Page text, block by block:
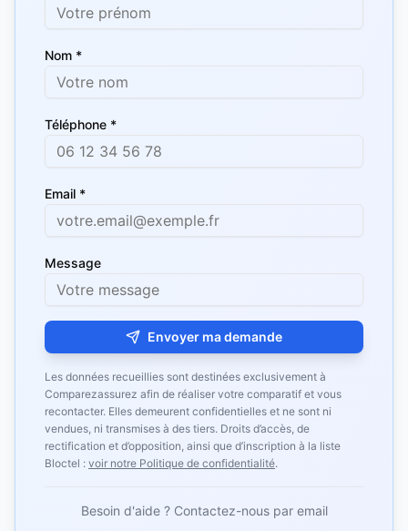
Nom *
Téléphone *
Email *
Message
Envoyer ma demande
Les données recueillies sont destinées exclusivement à
Comparezassurez afin de réaliser votre comparatif et vous
recontacter. Elles demeurent confidentielles et ne sont ni
vendues, ni transmises à des tiers. Droits d’accès, de
rectification et d’opposition, ainsi que d’inscription à la liste
Bloctel : voir notre Politique de confidentialité.
Besoin d'aide ? Contactez-nous par email